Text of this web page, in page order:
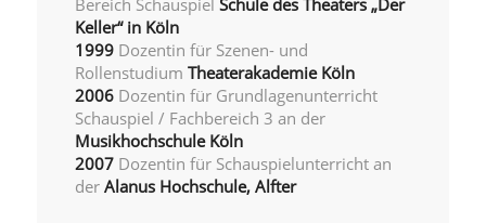
Bereich Schauspiel Schule des Theaters „Der
Keller“ in Köln
1999 Dozentin für Szenen- und
Rollenstudium Theaterakademie Köln
2006 Dozentin für Grundlagenunterricht
Schauspiel / Fachbereich 3 an der
Musikhochschule Köln
2007Dozentin für Schauspielunterricht an
der Alanus Hochschule, Alfter